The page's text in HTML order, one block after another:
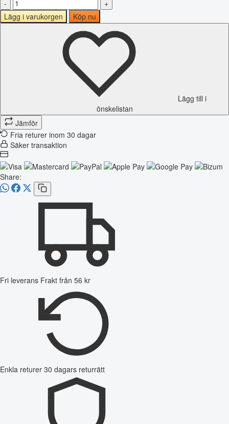
-
+
Lägg i varukorgen
Köp nu
Lägg till i
önskelistan
Jämför
Fria returer inom 30 dagar
Säker transaktion
Share:
Fri leverans Frakt från 56 kr
Enkla returer 30 dagars returrätt